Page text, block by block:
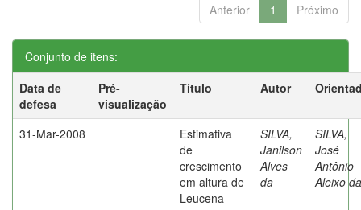
Anterior 1 Próximo
Conjunto de itens:
Data de
defesa
Pré-
visualização
Título Autor
31-Mar-2008
Estimativa
de
crescimento
em altura de
Leucena
SILVA,
Janilson
Alves
da
SILVA,
José
Antônio
Aleixo da